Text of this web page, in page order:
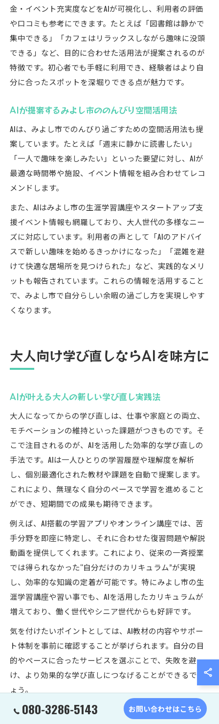
金・イベント充実度などをAIが可視化し、利用者の評価
や口コミも参考にできます。たとえば「図書館は静かで
集中できる」「カフェはリラックスしながら趣味に没頭
できる」など、目的に合わせた活用法が提案されるのが
特徴です。初心者でも手軽に利用でき、経験者はより自
分に合ったスポットを深堀りできる点が魅力です。
AIが提案するみよし市ののんびり空間活用法
AIは、みよし市でのんびり過ごすための空間活用法も提
案しています。たとえば「週末に静かに読書したい」
「一人で趣味を楽しみたい」といった要望に対し、AIが
最適な時間帯や施設、イベント情報を組み合わせてレコ
メンドします。
また、AIはみよし市の生涯学習講座やスタートアップ支
援イベント情報も網羅しており、大人世代の多様なニー
ズに対応しています。利用者の声として「AIのアドバイ
スで新しい趣味を始めるきっかけになった」「混雑を避
けて快適な居場所を見つけられた」など、実践的なメリ
ットも報告されています。これらの情報を活用すること
で、みよし市で自分らしい余暇の過ごし方を実現しやす
くなります。
大人向け学び直しならAIを味方に
AIが叶える大人の新しい学び直し実践法
大人になってからの学び直しは、仕事や家庭との両立、
モチベーションの維持といった課題がつきものです。そ
こで注目されるのが、AIを活用した効率的な学び直しの
手法です。AIは一人ひとりの学習履歴や理解度を解析
し、個別最適化された教材や課題を自動で提案します。
これにより、無理なく自分のペースで学習を進めること
ができ、短期間での成果も期待できます。
例えば、AI搭載の学習アプリやオンライン講座では、苦
手分野を即座に特定し、それに合わせた復習問題や解説
動画を提供してくれます。これにより、従来の一斉授業
では得られなかった“自分だけのカリキュラム”が実現
し、効率的な知識の定着が可能です。特にみよし市の生
涯学習講座や習い事でも、AIを活用したカリキュラムが
増えており、働く世代やシニア世代からも好評です。
気を付けたいポイントとしては、AI教材の内容やサポー
ト体制を事前に確認することが挙げられます。自分の目
的やペースに合ったサービスを選ぶことで、失敗を避
け、より効果的な学び直しにつなげることができるでし
ょう。
みよし市で始めるAI活用の学び直し体験記
080-3286-5143 お問い合わせはこちら